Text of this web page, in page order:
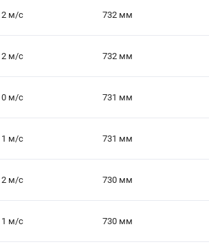
2м/с 732мм
2м/с 732мм
0м/с 731 мм
1 м/с 731 мм
2м/с 730мм
1 м/с 730мм